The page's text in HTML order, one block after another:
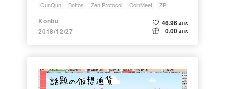
QunQun Bottos Zen Protocol CoinMeet ZP
Konbu
2018/12/27
46.96 ALIS
0.00 ALIS